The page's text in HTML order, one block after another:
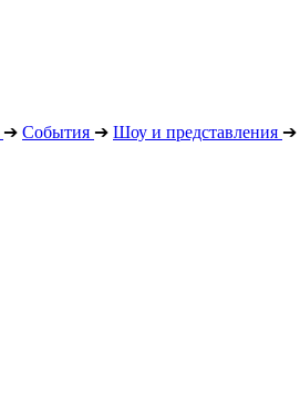
➔ События ➔ Шоу и представления ➔